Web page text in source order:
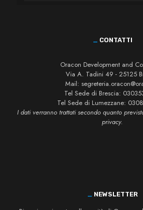
_ CONTATTI
Oracon Development and
Via A. Tadini 49 - 25125
Mail:
Tel Sede di Brescia:
Tel Sede di Lumezzane:
I dati verranno trattati secondo quanto
privacy.
_ NEWSLETTER